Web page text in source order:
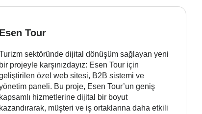
Esen Tour
sektöründe dijital dönüşüm sağlayan yeni
bir projeyle karşınızdayız: Esen Tour için
özel web sitesi, B2B sistemi ve
paneli. Bu proje, Esen Tour’un geniş
kapsamlı hizmetlerine dijital bir boyut
kazandırarak, müşteri ve iş ortaklarına daha etkili